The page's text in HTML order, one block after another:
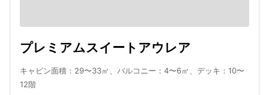
プレミアムスイートアウレア
キャビン面積：29〜33㎡、バルコニー：4〜6㎡、デッキ：10〜
12階